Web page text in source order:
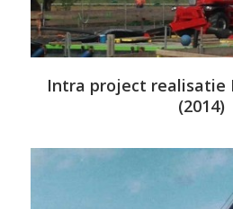
Intra project realisatie
(2014)